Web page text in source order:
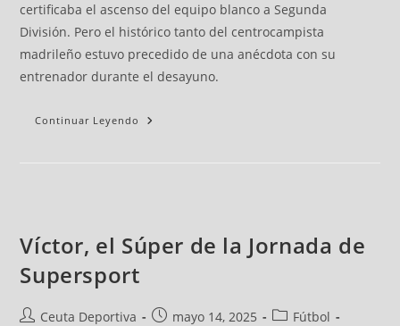
certificaba el ascenso del equipo blanco a Segunda
División. Pero el histórico tanto del centrocampista
madrileño estuvo precedido de una anécdota con su
entrenador durante el desayuno.
Continuar Leyendo
Víctor, el Súper de la Jornada de
Supersport
Ceuta Deportiva mayo 14, 2025
Fútbol